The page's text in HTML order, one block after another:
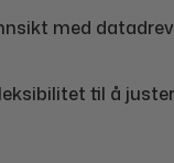
med
til å